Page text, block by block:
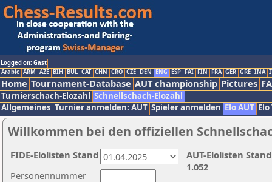
Logged on: Gast
Arabic ARM AZE BIH BUL CAT CHN CRO CZE DEN ENG ESP FAI FIN FRA GER GRE INA
Home Tournament-Database AUT championship Pictures
Turnierschach-Elozahl Schnellschach-Elozahl
Allgemeines Turnier anmelden: AUT Spieler anmelden Elo AUT
Willkommen bei den offiziellen
Personennummer
AUT-Elolisten
1.052
FIDE-Elolisten Stand